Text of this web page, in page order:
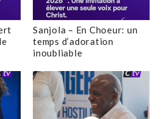
Sanjola – En Choeur: un
temps d’adoration
inoubliable